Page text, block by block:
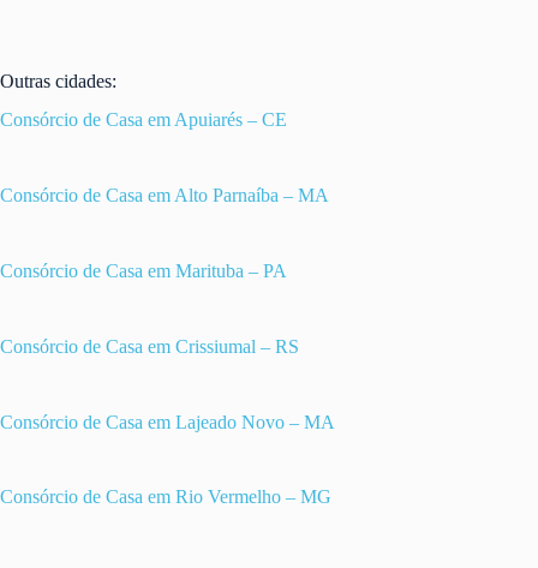
Outras cidades:
Consórcio de Casa em Apuiarés – CE
Consórcio de Casa em Alto Parnaíba – MA
Consórcio de Casa em Marituba – PA
Consórcio de Casa em Crissiumal – RS
Consórcio de Casa em Lajeado Novo – MA
Consórcio de Casa em Rio Vermelho – MG